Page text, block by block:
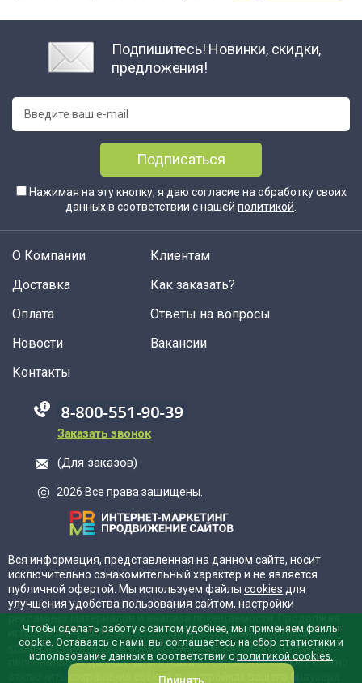
Подпишитесь! Новинки, скидки,
предложения!
Подписаться
Нажимая на эту кнопку, я даю согласие на обработку своих
данных в соответствии с нашей политикой
О Компании
Доставка
Оплата
Новости
Клиентам
Как заказать?
Ответы на вопросы
Вакансии
Контакты
88005555550
Заказать звонок
(Для заказов)
2026 Все права защищены.
Вся информация, представленная на данном сайте, носит
исключительно ознакомительный характер и не является
публичной офертой. Мы используем файлы cookies для
улучшения удобства пользования сайтом, настройки
использовать сайт, вы соглашаетесь с нашейполитикой
конфиденциальностии даёте согласие на обработку ваших
персональных данных. Для отказа от обработки cookies можно
отключить сохранение cookies в настройках вашего браузера.
Чтобы сделать работу с сайтом удобнее, мы применяем файлы
cookie. Оставаясь с нами, вы соглашаетесь на сбор статистики и
использование данных в соответствии с политикой cookies.